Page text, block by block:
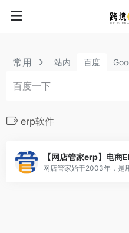
常用 站内 百度
erp软件
【网店管家erp】电商